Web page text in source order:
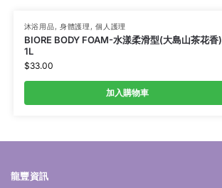
沐浴用品, 身體護理 ,個人護理
BIORE BODY FOAM-水漾柔滑型(大島山茶花香)
1L
$33.00
加入購物車
龍豐資訊